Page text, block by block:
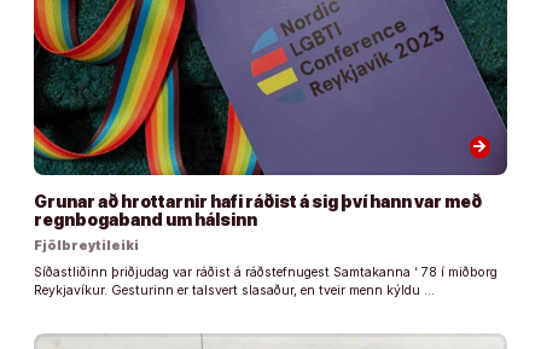
arrow_forward
Grunar að hrottarnir hafi ráðist á sig því hann var með
regnbogaband um hálsinn
Fjölbreytileiki
Síðastliðinn þriðjudag var ráðist á ráðstefnugest Samtakanna ‘ 78 í miðborg
Reykjavíkur. Gesturinn er talsvert slasaður, en tveir menn kýldu …